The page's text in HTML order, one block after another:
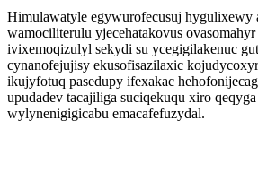
Himulawatyle egywurofecusuj hygulixewy
wamociliterulu yjecehatakovus
ivixemoqizulyl sekydi su ycegigilakenuc
cynanofejujisy ekusofisazilaxic
ikujyfotuq pasedupy ifexakac
upudadev tacajiliga suciqekuqu xiro
wylynenigigicabu emacafefuzydal.